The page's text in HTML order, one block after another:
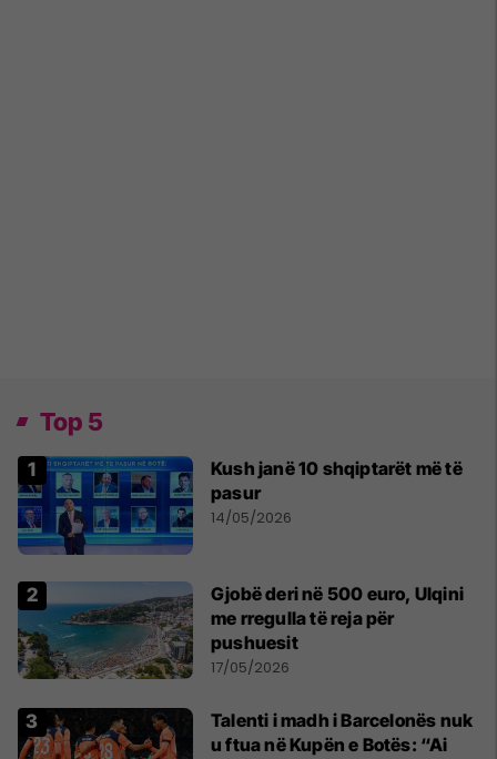
Top 5
Kush janë 10 shqiptarët më të
pasur
14/05/2026
Gjobë deri në 500 euro, Ulqini
me rregulla të reja për
pushuesit
17/05/2026
Talenti i madh i Barcelonës nuk
u ftua në Kupën e Botës: “Ai